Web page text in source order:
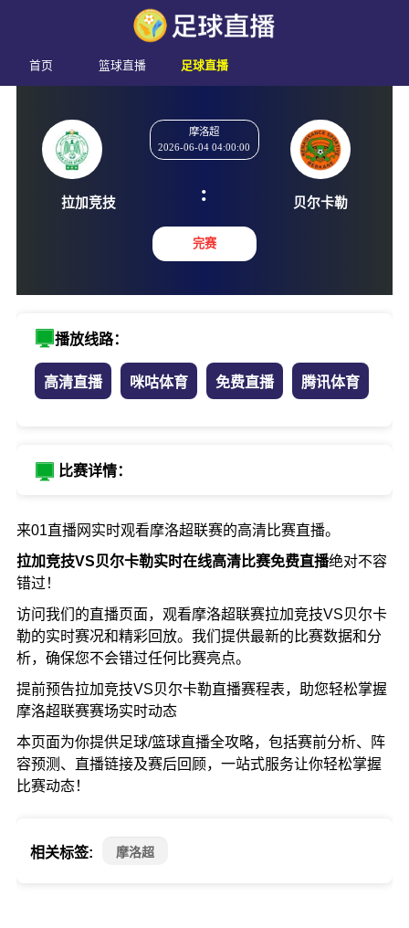
首页 篮球直播 足球直播
摩洛超
2026-06-04 04:00:00
:
完赛
播放线路：
高清直播 咪咕体育 免费直播 腾讯体育
比赛详情：
来01直播网实时观看摩洛超联赛的高清比赛直播。
拉加竞技VS贝尔卡勒实时在线高清比赛免费直播绝对不容
错过！
访问我们的直播页面，观看摩洛超联赛拉加竞技VS贝尔卡
勒的实时赛况和精彩回放。我们提供最新的比赛数据和分
析，确保您不会错过任何比赛亮点。
提前预告拉加竞技VS贝尔卡勒直播赛程表，助您轻松掌握
摩洛超联赛赛场实时动态
本页面为你提供足球/篮球直播全攻略，包括赛前分析、阵
容预测、直播链接及赛后回顾，一站式服务让你轻松掌握
比赛动态！
相关标签: 摩洛超